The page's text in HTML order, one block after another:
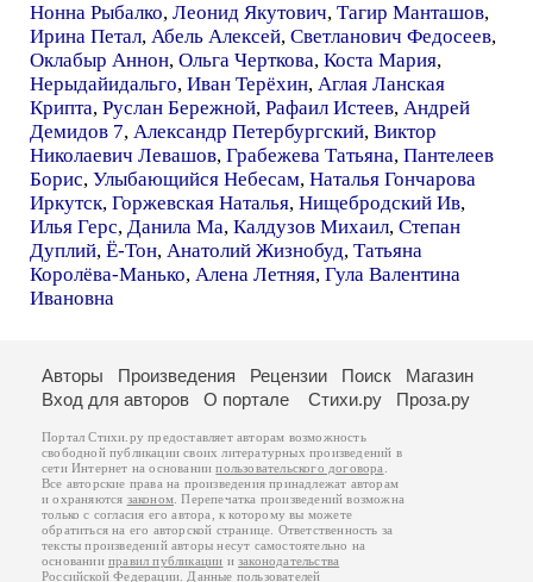
Нонна Рыбалко, Леонид Якутович, Тагир Манташов,
Ирина Петал, Абель Алексей, Светланович Федосеев,
Оклабыр Аннон, Ольга Черткова, Коста Мария,
Нерыдайидальго, Иван Терёхин, Аглая Ланская
Крипта, Руслан Бережной, Рафаил Истеев, Андрей
Демидов 7, Александр Петербургский, Виктор
Николаевич Левашов, Грабежева Татьяна, Пантелеев
Борис, Улыбающийся Небесам, Наталья Гончарова
Иркутск, Горжевская Наталья, Нищебродский Ив,
Илья Герс, Данила Ма, Калдузов Михаил, Степан
Дуплий, Ё-Тон, Анатолий Жизнобуд, Татьяна
Королёва-Манько, Алена Летняя, Гула Валентина
Ивановна
Авторы Произведения Рецензии Поиск
Магазин
Вход для авторов
О портале Стихи.ру Проза.ру
Портал Стихи.ру предоставляет авторам возможность
свободной публикации своих литературных произведений в
сети Интернет на основаниипользовательского договора
Все авторские права на произведения принадлежат авторам
и охраняются законом . Перепечатка произведений возможна
только с согласия его автора, к которому вы можете
обратиться на его авторской странице. Ответственность за
тексты произведений авторы несут самостоятельно на
основанииправил публикации изаконодательства
Российской Федерации . Данные пользователей